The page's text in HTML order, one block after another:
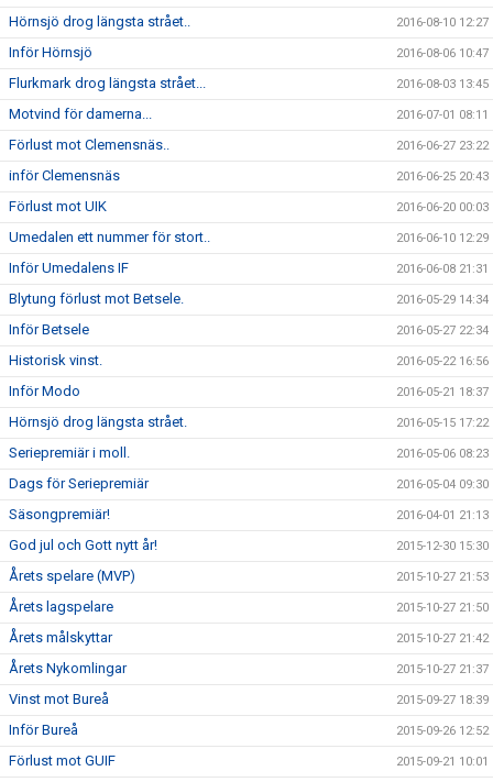
Hörnsjö drog längsta strået.. 2016-08-10 12:27
Inför Hörnsjö 2016-08-06 10:47
Flurkmark drog längsta strået... 2016-08-03 13:45
Motvind för damerna... 2016-07-01 08:11
Förlust mot Clemensnäs.. 2016-06-27 23:22
inför Clemensnäs 2016-06-25 20:43
Förlust mot UIK 2016-06-20 00:03
Umedalen ett nummer för stort.. 2016-06-10 12:29
Inför Umedalens IF 2016-06-08 21:31
Blytung förlust mot Betsele. 2016-05-29 14:34
Inför Betsele 2016-05-27 22:34
Historisk vinst. 2016-05-22 16:56
Inför Modo 2016-05-21 18:37
Hörnsjö drog längsta strået. 2016-05-15 17:22
Seriepremiär i moll. 2016-05-06 08:23
Dags för Seriepremiär 2016-05-04 09:30
Säsongpremiär! 2016-04-01 21:13
God jul och Gott nytt år! 2015-12-30 15:30
Årets spelare (MVP) 2015-10-27 21:53
Årets lagspelare 2015-10-27 21:50
Årets målskyttar 2015-10-27 21:42
Årets Nykomlingar 2015-10-27 21:37
Vinst mot Bureå 2015-09-27 18:39
Inför Bureå 2015-09-26 12:52
Förlust mot GUIF 2015-09-21 10:01